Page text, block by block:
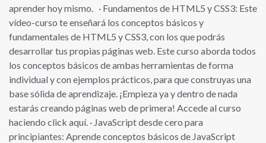
aprender hoy mismo. · Fundamentos de HTML5 y CSS3: Este
vídeo-curso te enseñará los conceptos básicos y
fundamentales de HTML5 y CSS3, con los que podrás
desarrollar tus propias páginas web. Este curso aborda todos
los conceptos básicos de ambas herramientas de forma
individual y con ejemplos prácticos, para que construyas una
base sólida de aprendizaje. ¡Empieza ya y dentro de nada
estarás creando páginas web de primera! Accede al curso
haciendo click aquí. · JavaScript desde cero para
principiantes: Aprende conceptos básicos de JavaScript